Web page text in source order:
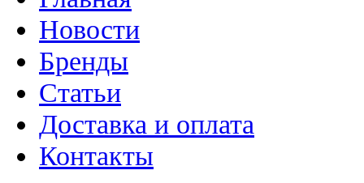
Новости
Бренды
Статьи
Доставка и оплата
Контакты